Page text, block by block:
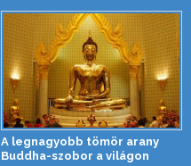
A legnagyobb tömör arany
Buddha-szobor a világon